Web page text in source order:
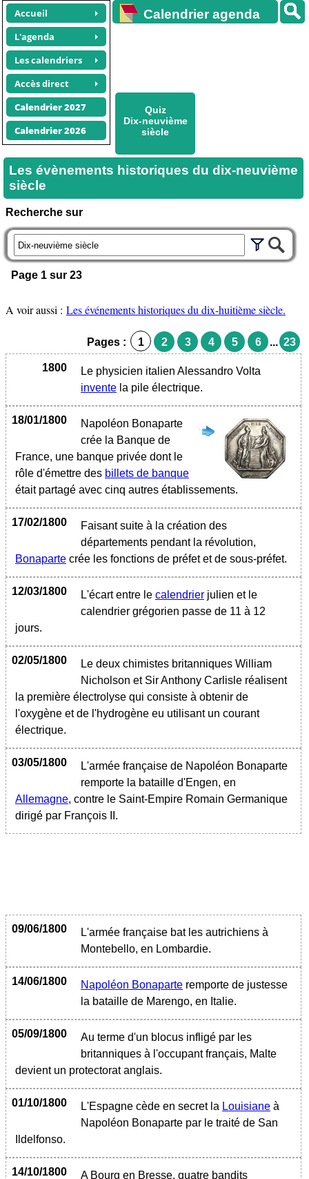
Accueil
L'agenda
Les calendriers
Accès direct
Calendrier 2027
Calendrier 2026
Calendrier agenda
Quiz
Dix-neuvième
siècle
Les évènements historiques du dix-neuvième
siècle
Recherche sur
Page 1 sur 23
A voir aussi : Les événements historiques du dix-huitième siècle.
Pages : 1 2 3 4 5 6 ... 23
1800
Le physicien italien Alessandro Volta
invente la pile électrique.
18/01/1800
Napoléon Bonaparte
crée la Banque de
France, une banque privée dont le
rôle d'émettre des billets de banque
était partagé avec cinq autres établissements.
17/02/1800
Faisant suite à la création des
départements pendant la révolution,
Bonaparte crée les fonctions de préfet et de sous-préfet.
12/03/1800 L'écart entre le calendrier julien et le
calendrier grégorien passe de 11 à 12
jours.
02/05/1800
Le deux chimistes britanniques William
Nicholson et Sir Anthony Carlisle réalisent
la première électrolyse qui consiste à obtenir de
l'oxygène et de l'hydrogène eu utilisant un courant
électrique.
03/05/1800
L'armée française de Napoléon Bonaparte
remporte la bataille d'Engen, en
Allemagne, contre le Saint-Empire Romain Germanique
dirigé par François II.
09/06/1800
L'armée française bat les autrichiens à
Montebello, en Lombardie.
14/06/1800 Napoléon Bonaparte remporte de justesse
la bataille de Marengo, en Italie.
05/09/1800
Au terme d'un blocus infligé par les
britanniques à l'occupant français, Malte
devient un protectorat anglais.
01/10/1800 L'Espagne cède en secret la Louisiane à
Napoléon Bonaparte par le traité de San
Ildelfonso.
14/10/1800
A Bourg en Bresse, quatre bandits